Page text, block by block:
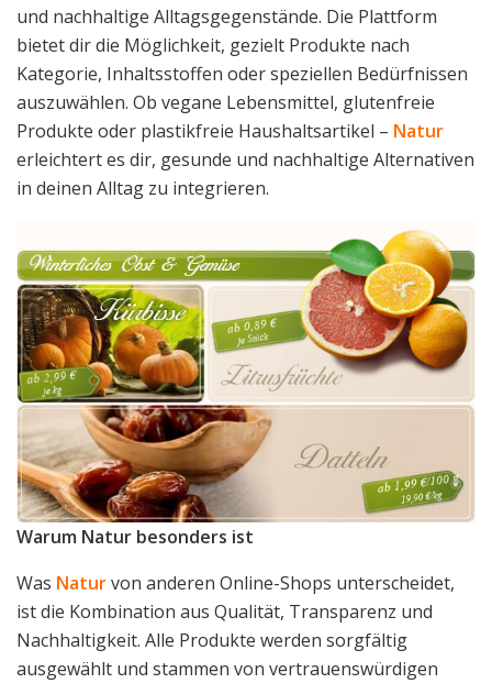
und nachhaltige Alltagsgegenstände. Die Plattform
bietet dir die Möglichkeit, gezielt Produkte nach
Kategorie, Inhaltsstoffen oder speziellen Bedürfnissen
auszuwählen. Ob vegane Lebensmittel, glutenfreie
Produkte oder plastikfreie Haushaltsartikel – Natur
erleichtert es dir, gesunde und nachhaltige Alternativen
in deinen Alltag zu integrieren.
Warum Natur besonders ist
Was Naturvon anderen Online-Shops unterscheidet,
ist die Kombination aus Qualität, Transparenz und
Nachhaltigkeit. Alle Produkte werden sorgfältig
ausgewählt und stammen von vertrauenswürdigen